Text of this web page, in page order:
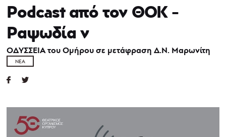
Podcast από τον ΘOK -
Ραψωδία ν
ΟΔΥΣΣΕΙΑ του Ομήρου σε μετάφραση Δ.Ν. Μαρωνίτη
ΝΈΑ